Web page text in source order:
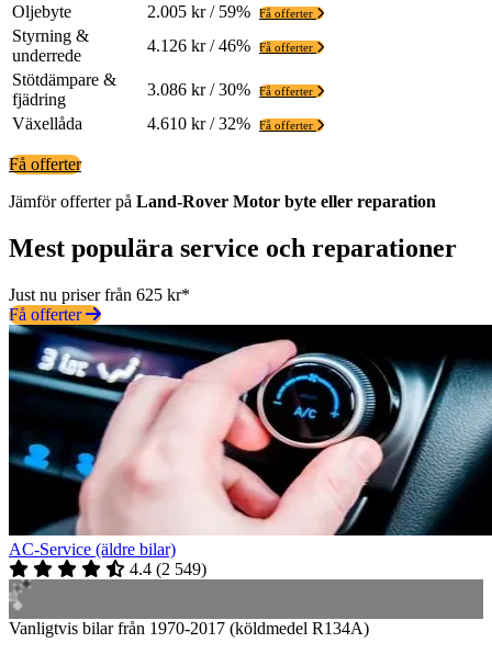
Oljebyte 2.005 kr / 59% Få offerter
Styrning &
underrede
4.126 kr / 46% Få offerter
Stötdämpare &
fjädring
3.086 kr / 30% Få offerter
Växellåda 4.610 kr / 32% Få offerter
Få offerter
Jämför offerter på Land-Rover Motor byte eller reparation
Mest populära service och reparationer
Just nu priser från 625 kr*
Få offerter
AC-Service (äldre bilar)
4.4 (2 549)
Vanligtvis bilar från 1970-2017 (köldmedel R134A)